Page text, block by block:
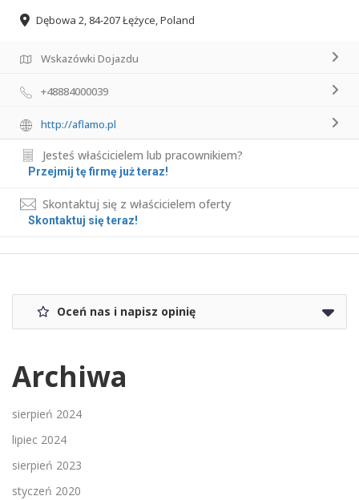
Dębowa 2, 84-207 Łężyce, Poland
Wskazówki Dojazdu
+48884000039
http://aflamo.pl
Jesteś właścicielem lub pracownikiem?
Przejmij tę firmę już teraz!
Skontaktuj się z właścicielem oferty
Skontaktuj się teraz!
Oceń nas i napisz opinię
Archiwa
sierpień 2024
lipiec 2024
sierpień 2023
styczeń 2020